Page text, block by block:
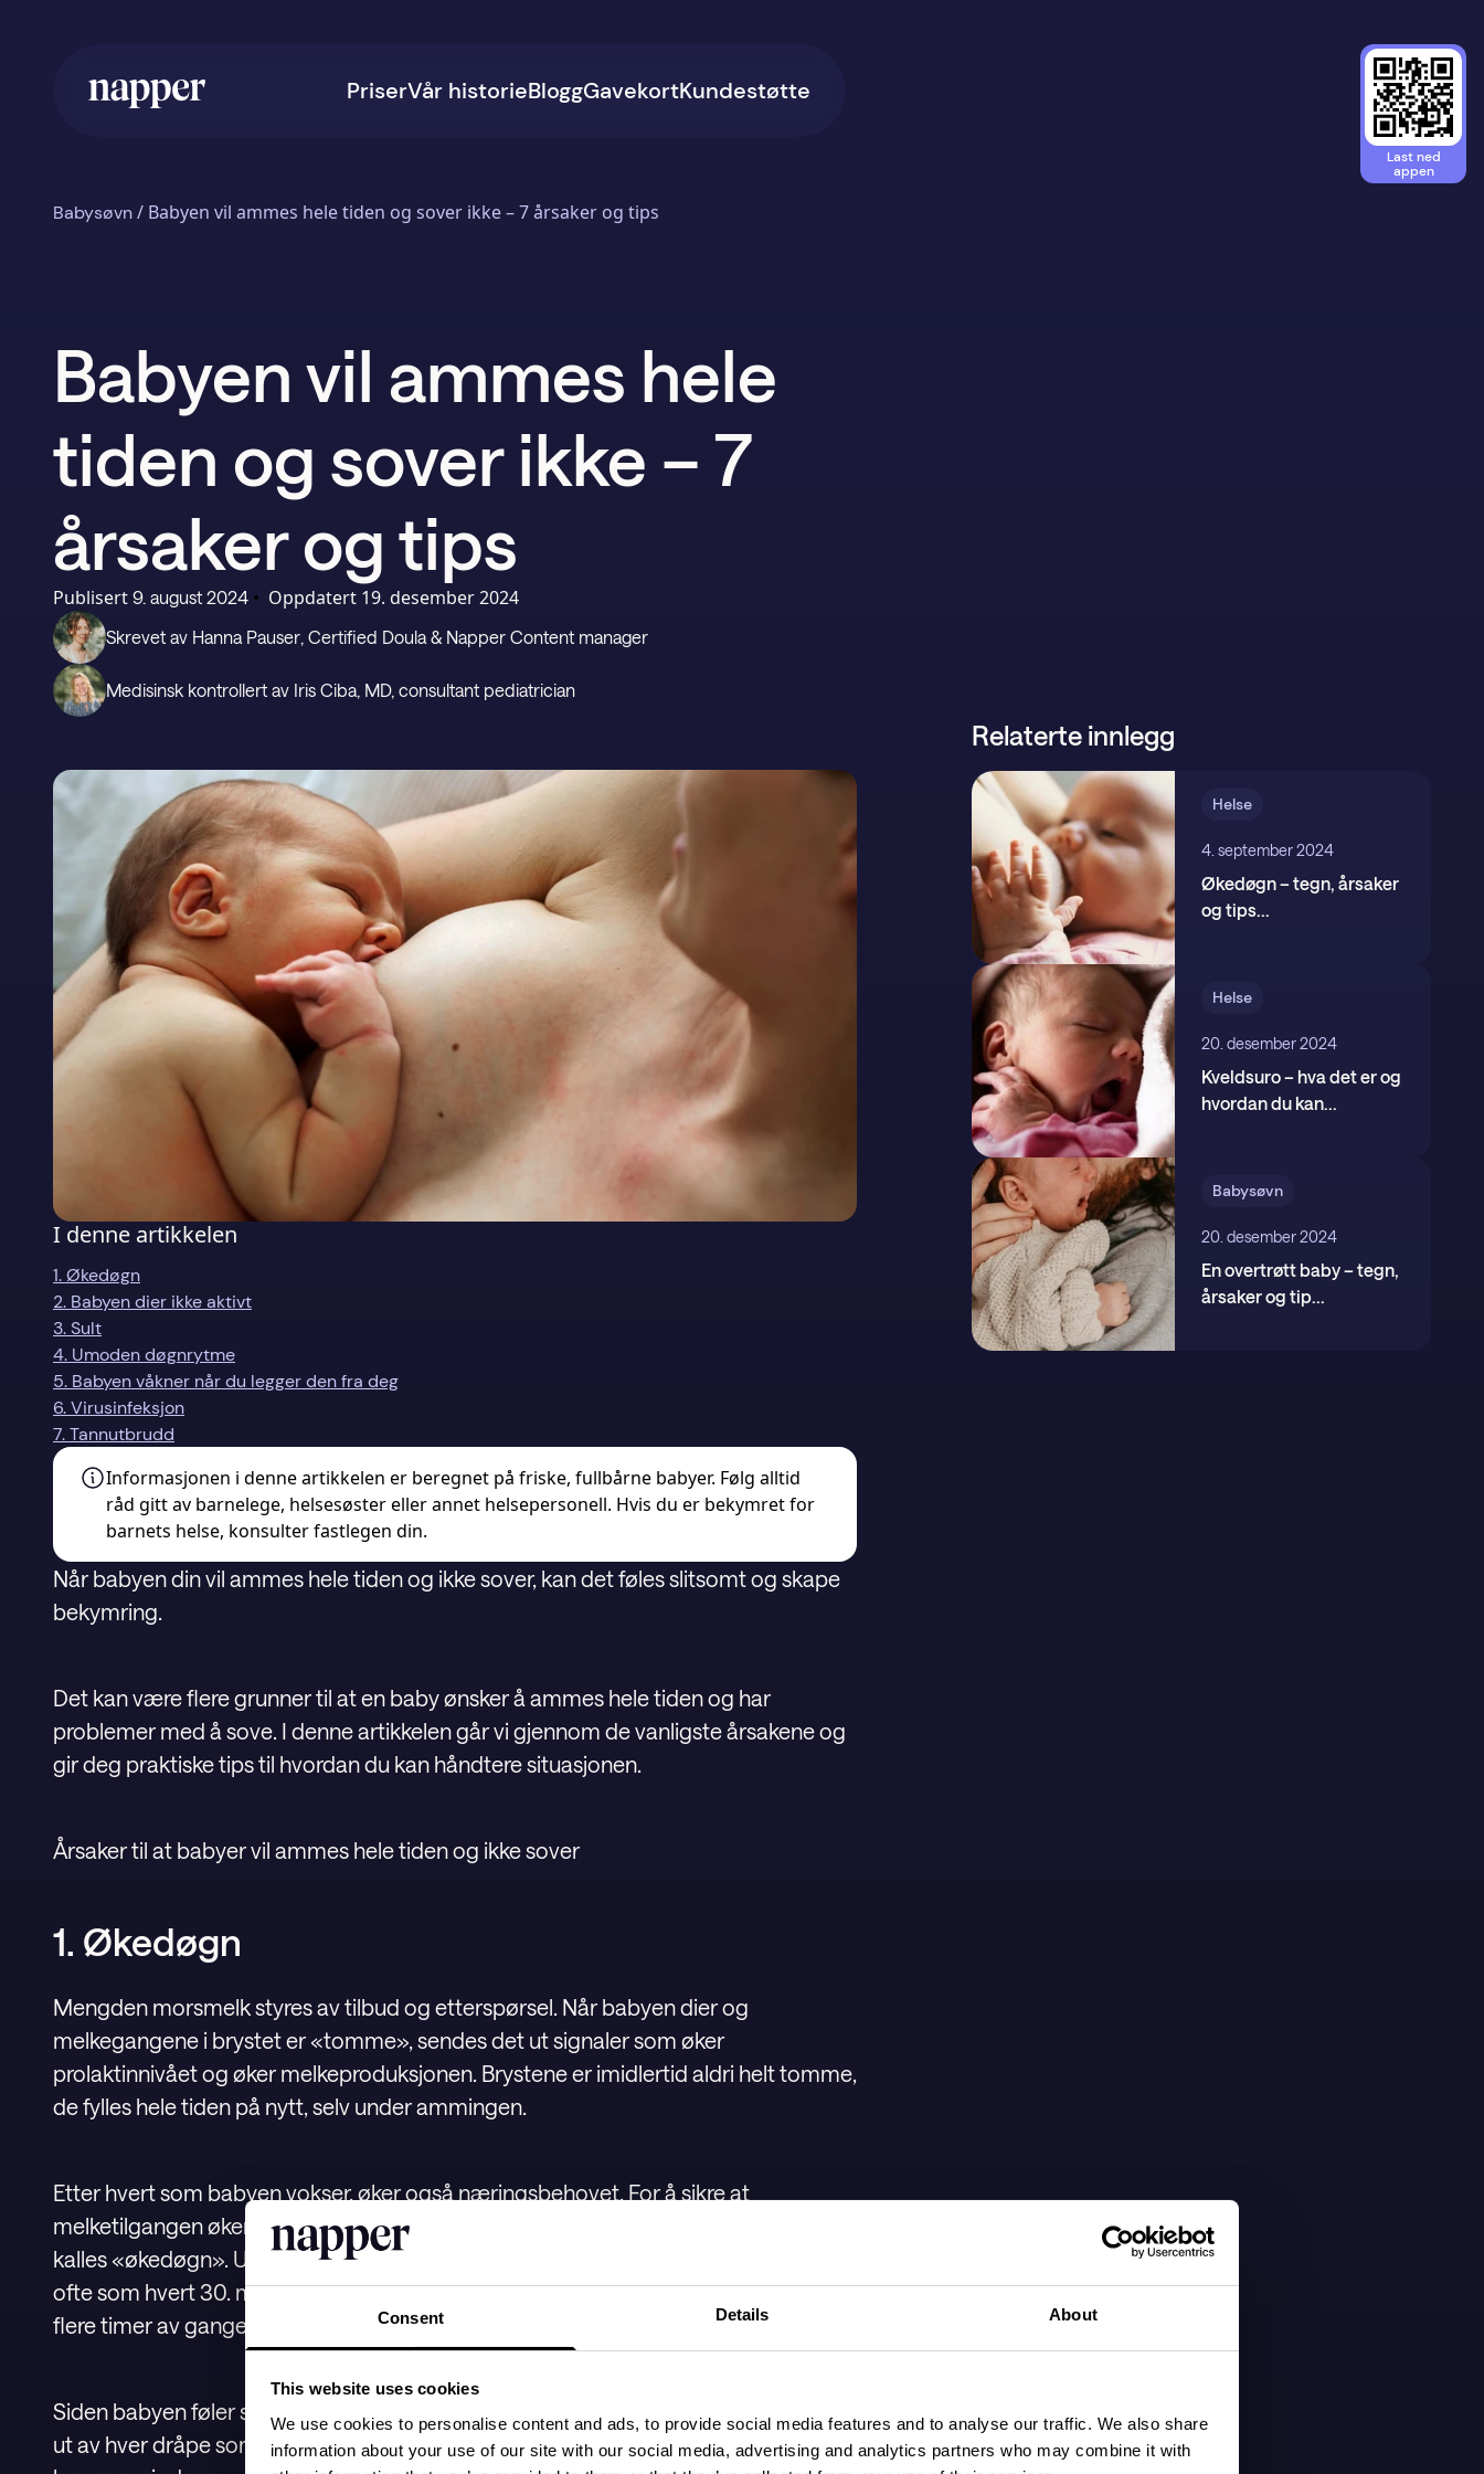
Consent Details About
This website uses cookies
We use cookies to personalise content and ads, to provide social media features and to analyse our traffic. We also share
information about your use of our site with our social media, advertising and analytics partners who may combine it with
PriserVår historieBloggGavekortKundestøtte
Last ned
appen
Babysøvn/ Babyen vil ammes hele tiden og sover ikke – 7 årsaker og tips
Babyen vil ammes hele
tiden og sover ikke – 7
årsaker og tips
Publisert 9. august 2024 • Oppdatert 19. desember 2024
Skrevet av Hanna Pauser, Certified Doula & Napper Content manager
Medisinsk kontrollert av Iris Ciba, MD, consultant pediatrician
I denne artikkelen
1. Økedøgn
2. Babyen dier ikke aktivt
3. Sult
4. Umoden døgnrytme
5. Babyen våkner når du legger den fra deg
6. Virusinfeksjon
7. Tannutbrudd
Informasjonen i denne artikkelen er beregnet på friske, fullbårne babyer. Følg alltid
råd gitt av barnelege, helsesøster eller annet helsepersonell. Hvis du er bekymret for
barnets helse, konsulter fastlegen din.
Når babyen din vil ammes hele tiden og ikke sover, kan det føles slitsomt og skape
bekymring.
Det kan være flere grunner til at en baby ønsker å ammes hele tiden og har
problemer med å sove. I denne artikkelen går vi gjennom de vanligste årsakene og
gir deg praktiske tips til hvordan du kan håndtere situasjonen.
Årsaker til at babyer vil ammes hele tiden og ikke sover
1. Økedøgn
Mengden morsmelk styres av tilbud og etterspørsel. Når babyen dier og
melkegangene i brystet er «tomme», sendes det ut signaler som øker
prolaktinnivået og øker melkeproduksjonen. Brystene er imidlertid aldri helt tomme,
de fylles hele tiden på nytt, selv under ammingen.
Etter hvert som babyen vokser, øker også næringsbehovet. For å sikre at
melketilgangen øker og gjør det til rett tid, forekommer det ofte faser med det som
kalles «økedøgn». Under økedøgn kan babyen noen ganger ønske å ammes så
ofte som hvert 30. minutt. De kan til og med ønske å ligge ved brystet konstant i
flere timer av gangen, med få eller ingen pauser.
Siden babyen føler seg mer sulten, vil den være oftere ved brystet og få mest mulig
ut av hver dråpe som fylles på der. På denne måten forblir brystene «tomme» i
Relaterte innlegg
Helse
4. september 2024
Økedøgn – tegn, årsaker
og tips...
Helse
20. desember 2024
Kveldsuro – hva det er og
hvordan du kan...
Babysøvn
20. desember 2024
En overtrøtt baby – tegn,
årsaker og tip...